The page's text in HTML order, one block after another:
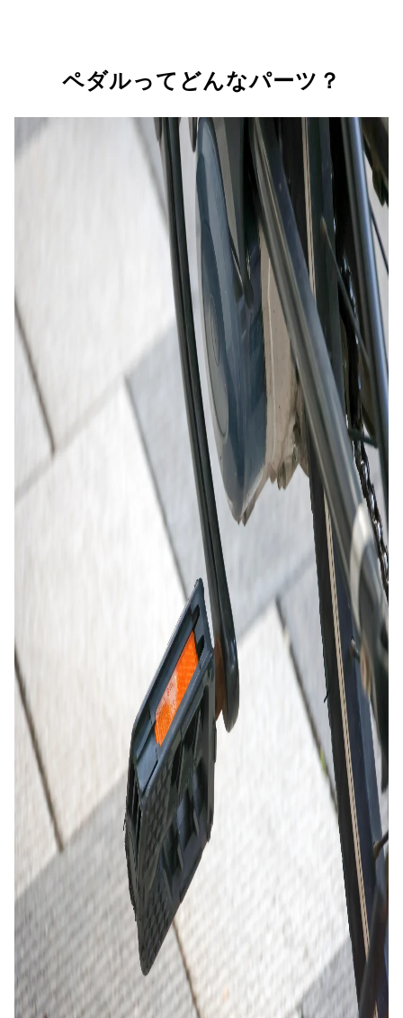
ペダルってどんなパーツ？